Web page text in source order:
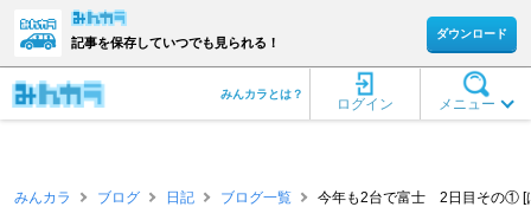
記事を保存していつでも見られる！
ダウンロード
メニュー
ログイン
みんカラとは？
みんカラ ブログ 日記 ブログ一覧 今年も2台で富士 2日目その① [